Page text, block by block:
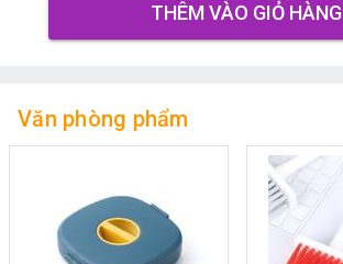
THÊM VÀO GIỎ HÀNG
Văn phòng phẩm